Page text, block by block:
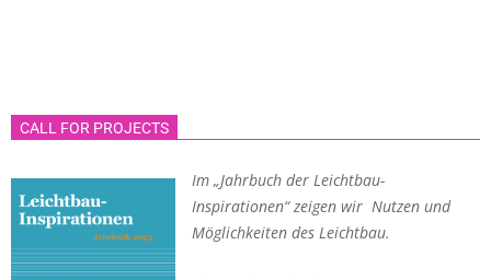
CALL FOR PROJECTS
Im „Jahrbuch der Leichtbau-
Inspirationen“ zeigen wir Nutzen und
Möglichkeiten des Leichtbau.